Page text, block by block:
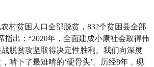
村贫困人口全部脱贫，832个贫困县全部
指出：“2020年，全面建成小康社会取得伟
脱贫攻坚取得决定性胜利。我们向深度
啃下了最难啃的‘硬骨头’。历经8年，现